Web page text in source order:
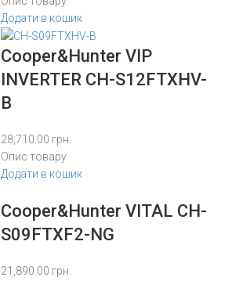
Додати в кошик
Cooper&Hunter VIP
INVERTER CH-S12FTXHV-
B
28,710.00 грн.
Опис товару
Додати в кошик
Cooper&Hunter VITAL CH-
S09FTXF2-NG
21,890.00 грн.